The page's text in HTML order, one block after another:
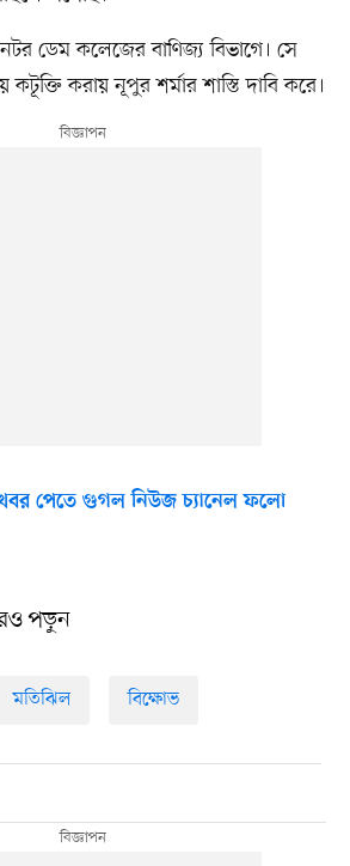
ডেম কলেজের বাণিজ্য বিভাগে। সে
কটূক্তি করায় নূপুর শর্মার শাস্তি দাবি করে।
পেতে গুগল নিউজ চ্যানেল ফলো
পড়ুন
মতিঝিল বিক্ষোভ